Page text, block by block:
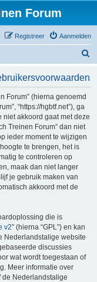
Forum
Aanmelden
Registreer
Forum” (hierna genoemd
“https://hgbtf.net”), ga
niet akkoord gaat met deze
Treinen Forum” dan niet
ieder moment te wijzigen
te brengen, het is
te controleren op
maak dan niet langer
je gebruik maken van
akkoord met de
die is
v2” (hierna “GPL”) en kan
Nederlandstalige website
discussies
wat wordt toegestaan of
Meer informatie over
Nederlandstalige